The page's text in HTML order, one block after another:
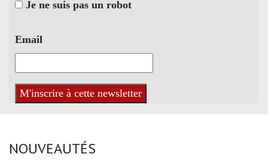
Je ne suis pas un robot
Email
NOUVEAUTÉS